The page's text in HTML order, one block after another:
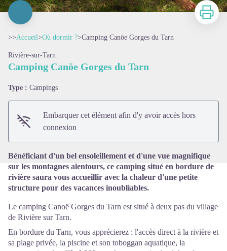
Imprimer
>>Accueil>Où dormir ?>Camping Canöe Gorges du Tarn
Rivière-sur-Tarn
Camping Canöe Gorges du Tarn
Type : Campings
Embarquer cet élément afin d'y avoir accès hors
connexion
Bénéficiant d'un bel ensoleillement et d'une vue magnifique
sur les montagnes alentours, ce camping situé en bordure de
rivière saura vous accueillir avec la chaleur d'une petite
structure pour des vacances inoubliables.
Le camping Canoë Gorges du Tarn est situé à deux pas du village
de Rivière sur Tarn.
En bordure du Tarn, vous apprécierez : l'accès direct à la rivière et
sa plage privée, la piscine et son toboggan aquatique, la